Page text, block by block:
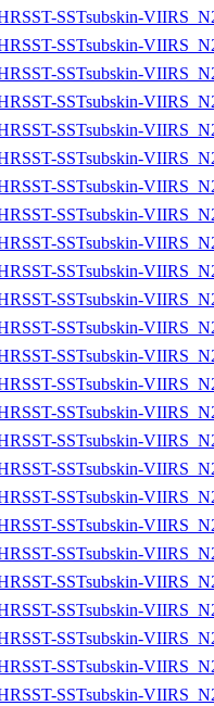
SSTsubskin-
SSTsubskin-
SSTsubskin-
SSTsubskin-
SSTsubskin-
SSTsubskin-
SSTsubskin-
SSTsubskin-
SSTsubskin-
SSTsubskin-
SSTsubskin-
SSTsubskin-
SSTsubskin-
SSTsubskin-
SSTsubskin-
SSTsubskin-
SSTsubskin-
SSTsubskin-
SSTsubskin-
SSTsubskin-
SSTsubskin-
SSTsubskin-
SSTsubskin-
SSTsubskin-
SSTsubskin-